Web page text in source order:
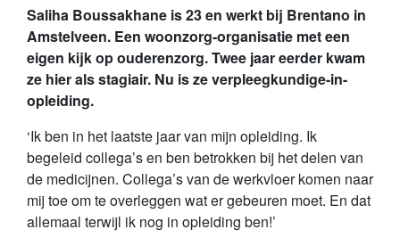
Saliha Boussakhane is 23 en werkt bij Brentano in
Amstelveen. Een woonzorg-organisatie met een
eigen kijk op ouderenzorg. Twee jaar eerder kwam
ze hier als stagiair. Nu is ze verpleegkundige-in-
opleiding.
‘Ik ben in het laatste jaar van mijn opleiding. Ik
begeleid collega’s en ben betrokken bij het delen van
de medicijnen. Collega’s van de werkvloer komen naar
mij toe om te overleggen wat er gebeuren moet. En dat
allemaal terwijl ik nog in opleiding ben!’